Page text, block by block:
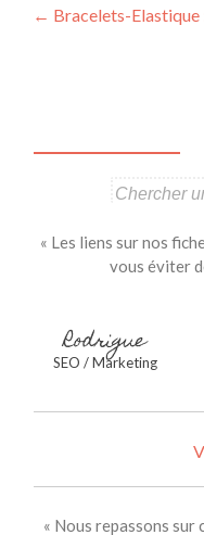
← Bracelets-Elastique
« Les liens sur nos
vous éviter
Rodrigue
SEO / Marketing
« Nous repassons sur